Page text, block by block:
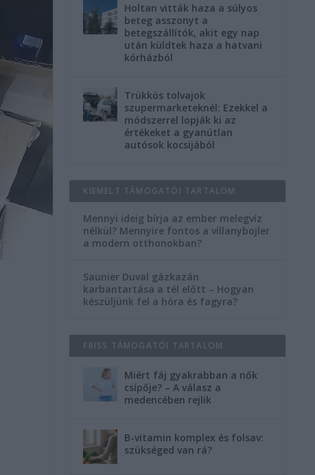
Holtan vitták haza a súlyos
beteg asszonyt a
betegszállítók, akit egy nap
után küldtek haza a hatvani
kórházból
Trükkös tolvajok
szupermarketeknél: Ezekkel a
módszerrel lopják ki az
értékeket a gyanútlan
autósok kocsijából
KIEMELT TÁMOGATÓI TARTALOM
Mennyi ideig bírja az ember melegvíz
nélkül? Mennyire fontos a villanybojler
a modern otthonokban?
Saunier Duval gázkazán
karbantartása a tél előtt – Hogyan
készüljünk fel a hóra és fagyra?
FRISS TÁMOGATÓI TARTALOM
Miért fáj gyakrabban a nők
csípője? – A válasz a
medencében rejlik
B-vitamin komplex és folsav:
szükséged van rá?